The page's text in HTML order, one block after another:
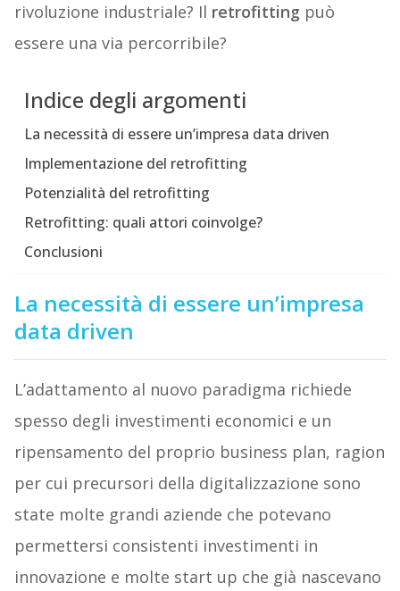
rivoluzione industriale? Il retrofitting può
essere una via percorribile?
Indice degli argomenti
La necessità di essere un’impresa data driven
Implementazione del retrofitting
Potenzialità del retrofitting
Retrofitting: quali attori coinvolge?
Conclusioni
La necessità di essere un’impresa
data driven
L’adattamento al nuovo paradigma richiede
spesso degli investimenti economici e un
ripensamento del proprio business plan, ragion
per cui precursori della digitalizzazione sono
state molte grandi aziende che potevano
permettersi consistenti investimenti in
innovazione e molte start up che già nascevano